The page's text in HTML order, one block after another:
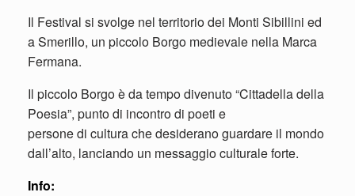
Il Festival si svolge nel territorio dei Monti Sibillini ed
a Smerillo, un piccolo Borgo medievale nella Marca
Fermana.
Il piccolo Borgo è da tempo divenuto “Cittadella della
Poesia”, punto di incontro di poeti e
persone di cultura che desiderano guardare il mondo
dall’alto, lanciando un messaggio culturale forte.
Info: